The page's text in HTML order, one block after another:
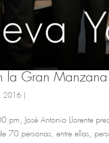
la Gran Manzana
2016
José Antonio Llorente
70 personas, entre ellas,